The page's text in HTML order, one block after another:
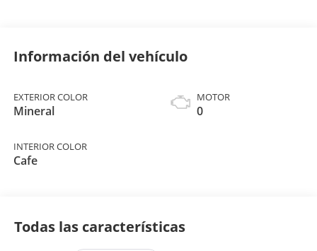
Información del vehículo
EXTERIOR COLOR
Mineral
INTERIOR COLOR
Cafe
MOTOR
0
Todas las características